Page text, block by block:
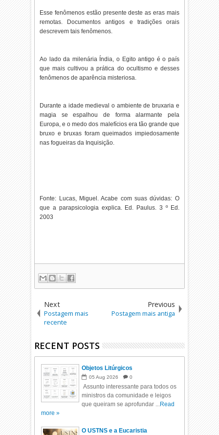
Esse fenômenos estão presente deste as eras mais
remotas. Documentos antigos e tradições orais
descrevem tais fenômenos.
Ao lado da milenária Índia, o Egito antigo é o país
que mais cultivou a prática do ocultismo e desses
fenômenos de aparência misteriosa.
Durante a idade medieval o ambiente de bruxaria e
magia se espalhou de forma alarmante pela
Europa, e o medo dos malefícios era tão grande que
bruxo e bruxas foram queimados impiedosamente
nas fogueiras da Inquisição.
Fonte: Lucas, Miguel. Acabe com suas dúvidas: O
que a parapsicologia explica. Ed. Paulus. 3 º Ed.
2003
Next
Postagem mais
recente
Previous
Postagem mais antiga
RECENT POSTS
Objetos Litúrgicos
05 Aug 2026 0
Assunto interessante para todos os
ministros da comunidade e leigos
que queiram se aprofundar ...Read
more »
O USTNS e a Eucaristia